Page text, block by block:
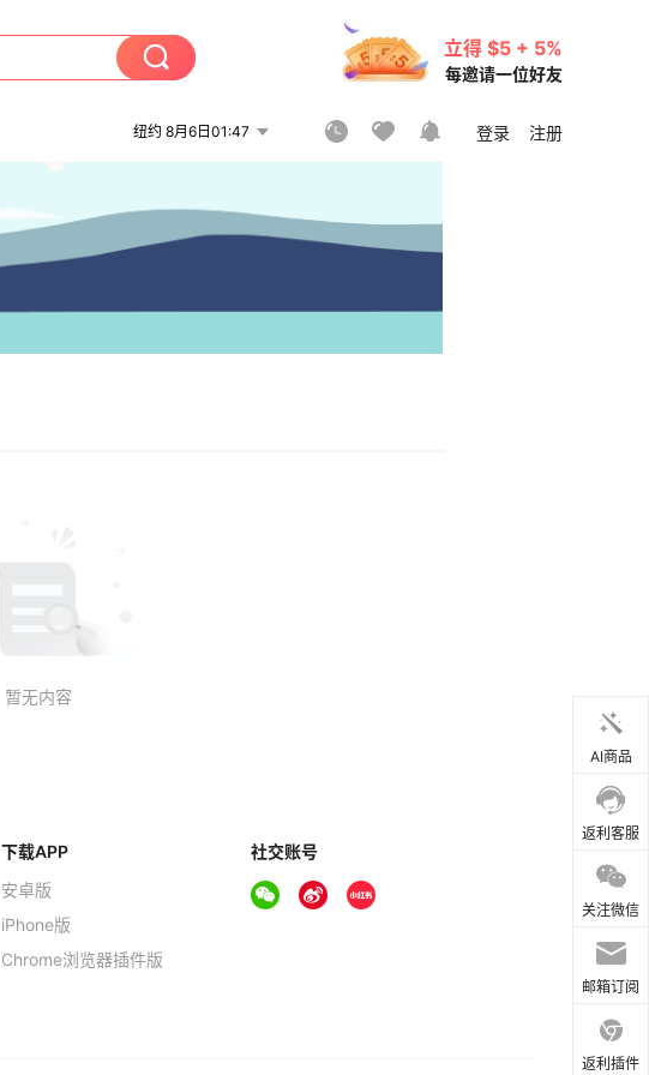
立得 $5 + 5%
每邀请一位好友
纽约 8月6日01:47 登录 注册
AI商品
返利客服
关注微信
邮箱订阅
返利插件
下载APP
安卓版
iPhone版
Chrome浏览器插件版
社交账号